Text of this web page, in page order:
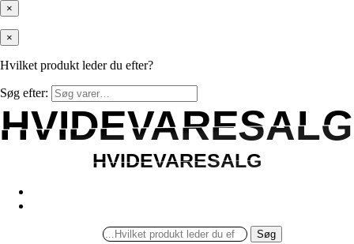
×
×
Hvilket produkt leder du efter?
Søg efter:
HVIDEVARESALG
HVIDEVARESALG
HVIDEVARESALG
HVIDEVARESALG
Søg